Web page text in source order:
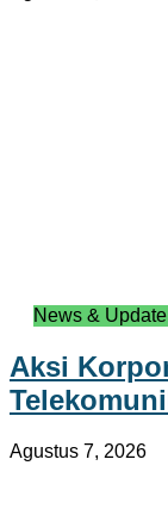
News & Update
Aksi
Agustus 7, 2026